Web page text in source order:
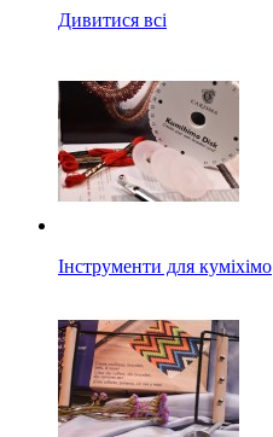
Дивитися всі
Інструменти для куміхімо